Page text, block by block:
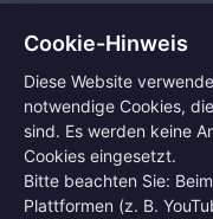
2026 by
Template
Startseite Über
Termine
Cookie-Hinweis
Diese Website
notwendige Cookies,
sind. Es werden keine
Cookies eingesetzt.
Bitte beachten Sie:
Plattformen (z. B.